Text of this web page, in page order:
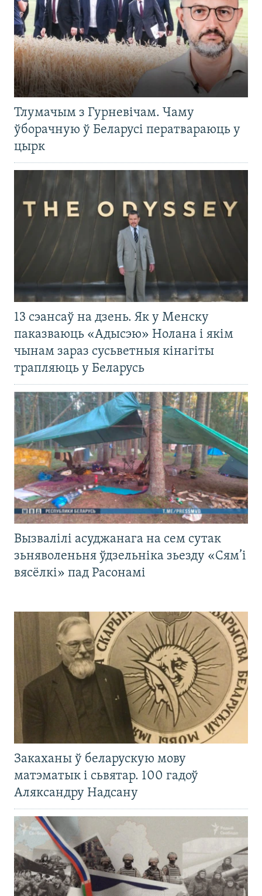
Тлумачым з Гурневічам. Чаму
ўборачную ў Беларусі ператвараюць у
цырк
13 сэансаў на дзень. Як у Менску
паказваюць «Адысэю» Нолана і якім
чынам зараз сусьветныя кінагіты
трапляюць у Беларусь
Вызвалілі асуджанага на сем сутак
зьняволеньня ўдзельніка зьезду «Сям’і
вясёлкі» пад Расонамі
Закаханы ў беларускую мову
матэматык і сьвятар. 100 гадоў
Аляксандру Надсану